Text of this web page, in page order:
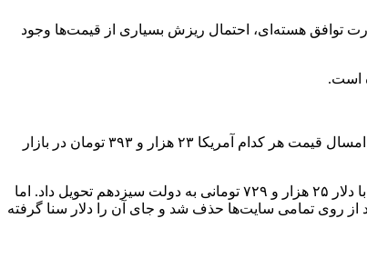
توافق هسته‌ای، احتمال ریزش بسیاری از قیمت‌ها وجود
افزایش قیمت حدود ۲ هزار و ۶۶۳ تومان قیمت دلار از ابتدای امسال تاکنون، رنگ قیمتی بسیاری از کالاها را در این مدت تغییر داده است. در ابتدای امسال قیمت هر کدام آمریکا ۲۳ هزار و ۳۹۳ تومان در بازار
در این میان، در مدت فعالیت دولت رییسی تاکنون هر دلار آمریکا ۳۲۷ هزار تومان رشد قیمت داشته است. دولت دوازدهم ۱۲ مردادماه بازار ارز را با دلار ۲۵ هزار و ۷۲۹ تومانی به دولت سیزدهم تحویل داد. اما
همان روز، تصویر قیمت دلار در بازار آزاد از روی تمامی سایت‌ها حذف شد و جای آن را دلار سنا گرفته